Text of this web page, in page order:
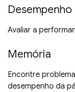
Desempenho
Avaliar a
Memória
Encontre
desempenho da